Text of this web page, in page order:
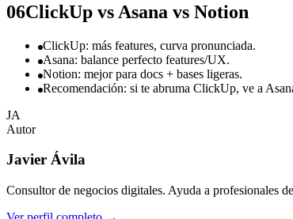
06ClickUp vs Asana vs Notion
ClickUp: más features, curva pronunciada.
Asana: balance perfecto features/UX.
Notion: mejor para docs + bases ligeras.
Recomendación: si te abruma ClickUp, ve a
JA
Autor
Javier Ávila
Consultor de negocios digitales. Ayuda a profesionales